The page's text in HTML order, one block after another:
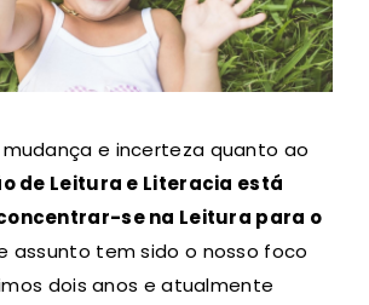
e incerteza quanto ao
de Leitura e Literacia está
se na Leitura para o
assunto tem sido o nosso foco
dois anos e atualmente